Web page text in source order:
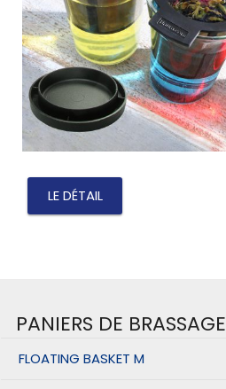
LE DÉTAIL
PANIERS DE BRASSAGE
FLOATING BASKET M